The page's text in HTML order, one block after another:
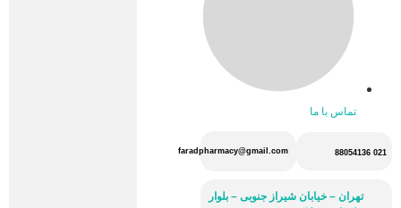
تماس با ما
021 88054136
تهران – خیابان شیراز جنوبی – بلوار